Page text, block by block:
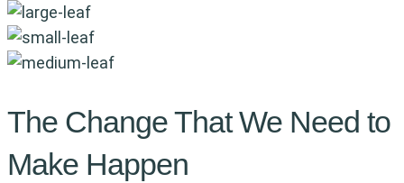
The ChangeThatWe Need to
Make Happen